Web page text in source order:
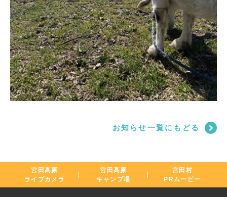
お知らせ一覧にもどる
宮田高原
ライブカメラ
宮田高原
キャンプ場
宮田村
PRムービー